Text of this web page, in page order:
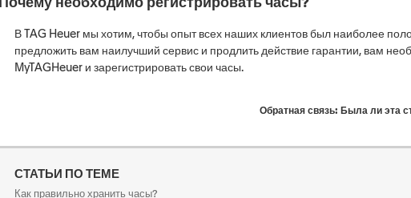
Почему необходимо регистрировать часы?
В TAG Heuer мы хотим, чтобы опыт всех наших клиентов был наиболее
предложить вам наилучший сервис и продлить действие гарантии, вам
MyTAGHeuer и зарегистрировать свои часы.
Обратная связь: Была ли эта
СТАТЬИ ПО ТЕМЕ
Как правильно хранить часы?